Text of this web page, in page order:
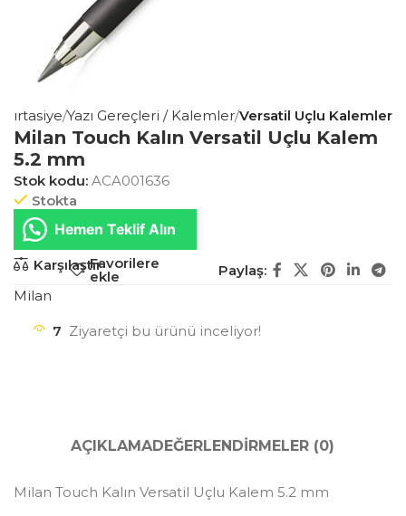
Yazı Gereçleri / Kalemler Versatil Uçlu Kalemler
Milan Touch Kalın Versatil Uçlu Kalem
5.2 mm
Stok kodu: ACA001636
Stokta
Hemen Teklif Alın
KarşılaştırFavorilere
ekle
Paylaş:
Milan
7 Ziyaretçi bu ürünü inceliyor!
AÇIKLAMADEĞERLENDIRMELER (0)
Milan Touch Kalın Versatil Uçlu Kalem 5.2 mm